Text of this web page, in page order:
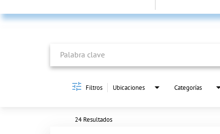
Job Search Page
Filtros Ubicaciones Categorías
24 Resultados